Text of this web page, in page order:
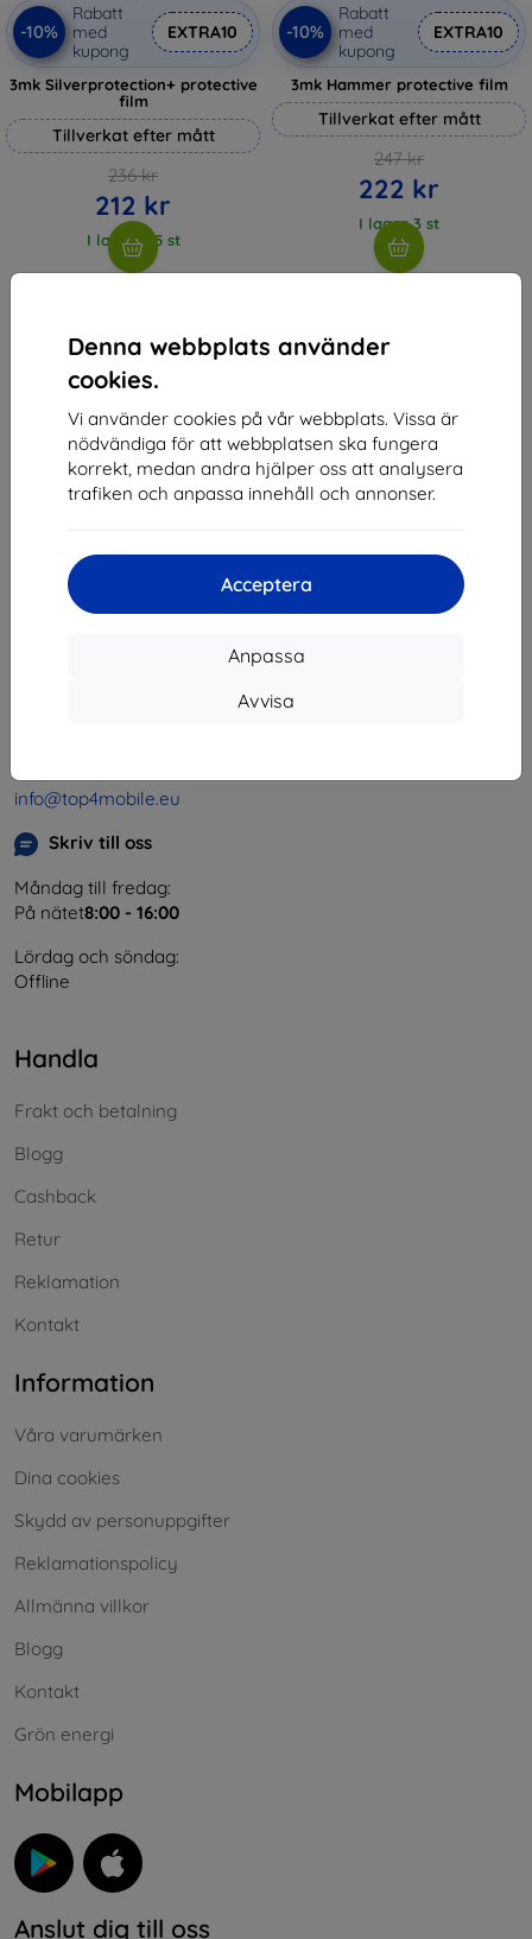
Denna webbplats använder
cookies.
Vi använder cookies på vår webbplats. Vissa är
nödvändiga för att webbplatsen ska fungera
korrekt, medan andra hjälper oss att analysera
trafiken och anpassa innehåll och annonser.
Acceptera
Anpassa
Avvisa
-10%
Rabatt
med
kupong
EXTRA10
3mk Silverprotection+ protective
film
Tillverkat efter mått
236 kr
212 kr
I lager > 5 st
-10%
Rabatt
med
kupong
EXTRA10
3mk Hammer protective film
Tillverkat efter mått
247 kr
222 kr
I lager 3 st
av totalt4.
Shield-SK s.r.o.
46701494
Momsregistreringsnummer:SK2023549671
info@top4mobile.eu
Skriv till oss
Måndag till fredag:
På nätet8:00 - 16:00
Lördag och söndag:
Offline
Handla
Frakt och betalning
Blogg
Cashback
Retur
Reklamation
Kontakt
Information
Våra varumärken
Dina cookies
Skydd av personuppgifter
Reklamationspolicy
Allmänna villkor
Blogg
Kontakt
Grön energi
Mobilapp
Anslut dig till oss